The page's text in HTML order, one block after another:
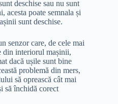
deschise sau nu sunt
acesta poate semnala și
sunt deschise.
senzor care, de cele mai
din interiorul mașinii,
dacă ușile sunt bine
problemă din mers,
să oprească cât mai
să închidă corect